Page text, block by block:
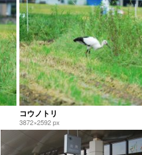
コウノトリ
3872×2592 px